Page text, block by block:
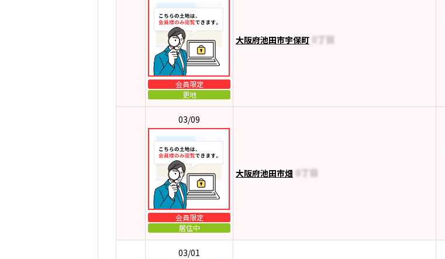
会員限定
更地
大阪府池田市宇保町
03/09
会員限定
居住中
大阪府池田市畑
03/01